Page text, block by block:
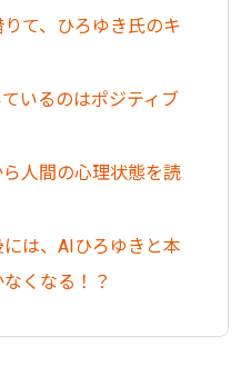
て、ひろゆき氏のキ
いるのはポジティブ
人間の心理状態を読
は、AIひろゆきと本
くなる！？